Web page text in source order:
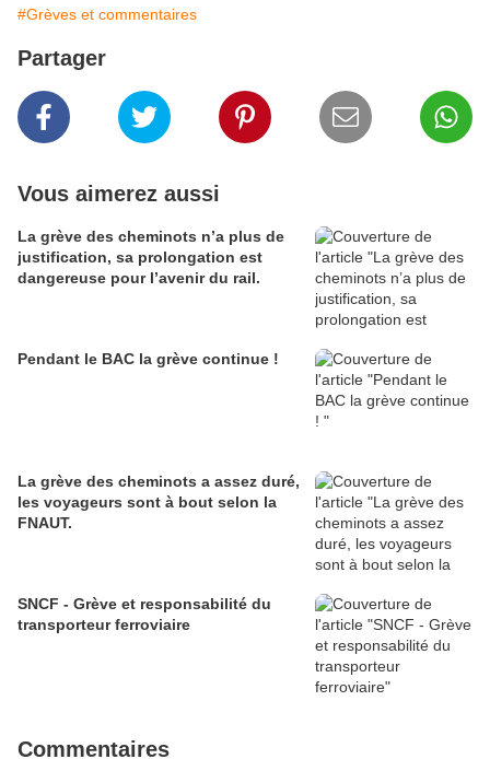
#Grèves et commentaires
Partager
Vous aimerez aussi
La grève des cheminots n’a plus de
justification, sa prolongation est
dangereuse pour l’avenir du rail.
Pendant le BAC la grève continue !
La grève des cheminots a assez duré,
les voyageurs sont à bout selon la
FNAUT.
SNCF - Grève et responsabilité du
transporteur ferroviaire
Commentaires